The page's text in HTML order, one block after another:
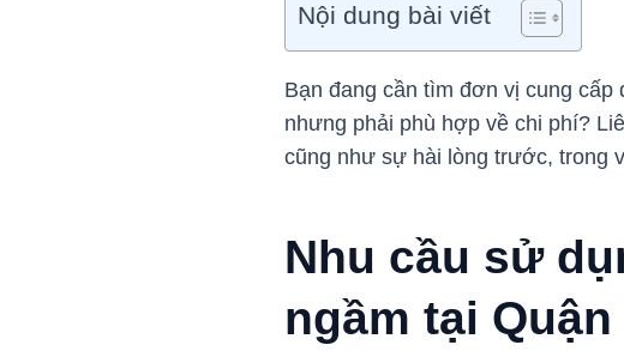
Nội dung bài viết
Bạn đang cần tìm đơn vị cung
nhưng phải phù hợp về chi phí?
cũng như sự hài lòng trước, trong
Nhu cầu sử
ngầm tại Quận